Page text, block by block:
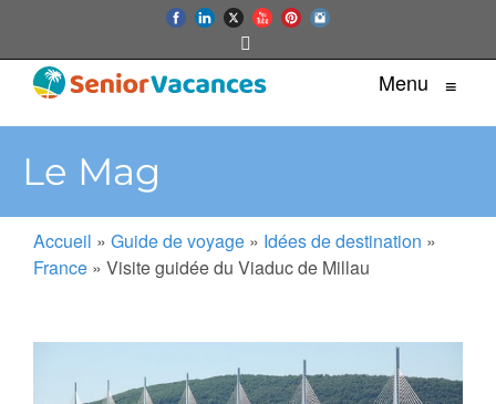
Menu ≡
Le Mag
Accueil » Guide de voyage » Idées de destination »
France » Visite guidée du Viaduc de Millau